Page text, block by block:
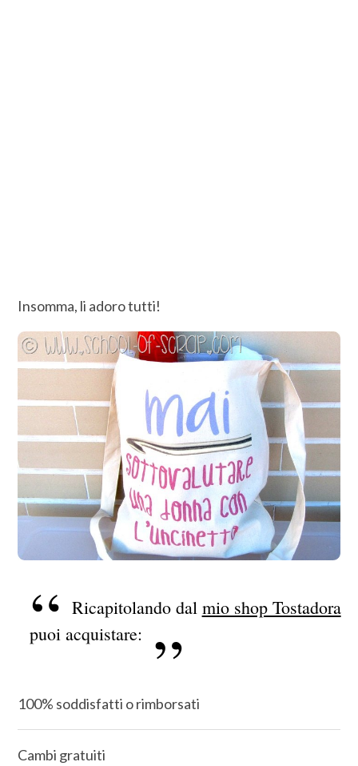
Insomma, li adoro tutti!
Ricapitolando dal mio shop Tostadora
puoi acquistare:
100% soddisfatti o rimborsati
Cambi gratuiti